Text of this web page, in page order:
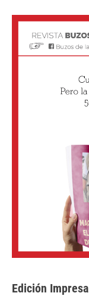
Edición Impresa